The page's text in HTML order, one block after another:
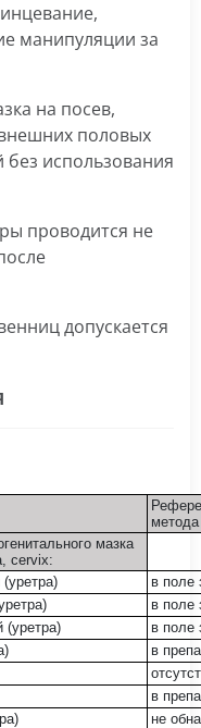
манипуляции за
на посев,
половых
использования
проводится не
допускается
мазка
cervix:
в поле
в поле
(уретра)
в поле
в
в
не